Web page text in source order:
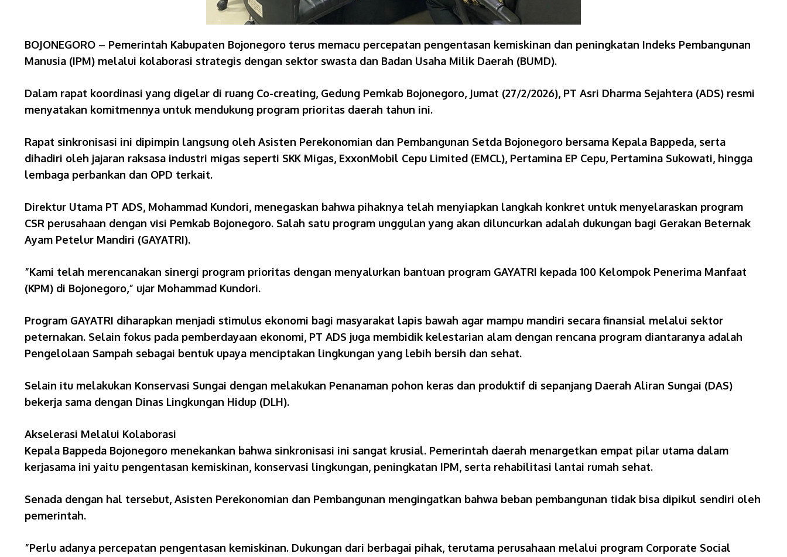
BOJONEGORO – Pemerintah Kabupaten Bojonegoro terus memacu percepatan pengentasan kemiskinan dan peningkatan Indeks Pembangunan
Manusia (IPM) melalui kolaborasi strategis dengan sektor swasta dan Badan Usaha Milik Daerah (BUMD).
Dalam rapat koordinasi yang digelar di ruang Co-creating, Gedung Pemkab Bojonegoro, Jumat (27/2/2026), PT Asri Dharma Sejahtera (ADS) resmi
menyatakan komitmennya untuk mendukung program prioritas daerah tahun ini.
​Rapat sinkronisasi ini dipimpin langsung oleh Asisten Perekonomian dan Pembangunan Setda Bojonegoro bersama Kepala Bappeda, serta
dihadiri oleh jajaran raksasa industri migas seperti SKK Migas, ExxonMobil Cepu Limited (EMCL), Pertamina EP Cepu, Pertamina Sukowati, hingga
lembaga perbankan dan OPD terkait.
​Direktur Utama PT ADS, Mohammad Kundori, menegaskan bahwa pihaknya telah menyiapkan langkah konkret untuk menyelaraskan program
CSR perusahaan dengan visi Pemkab Bojonegoro. Salah satu program unggulan yang akan diluncurkan adalah dukungan bagi Gerakan Beternak
Ayam Petelur Mandiri (GAYATRI).
​”Kami telah merencanakan sinergi program prioritas dengan menyalurkan bantuan program GAYATRI kepada 100 Kelompok Penerima Manfaat
(KPM) di Bojonegoro,” ujar Mohammad Kundori.
​Program GAYATRI diharapkan menjadi stimulus ekonomi bagi masyarakat lapis bawah agar mampu mandiri secara finansial melalui sektor
peternakan. Selain fokus pada pemberdayaan ekonomi, PT ADS juga membidik kelestarian alam dengan rencana program diantaranya adalah
​Pengelolaan Sampah sebagai bentuk upaya menciptakan lingkungan yang lebih bersih dan sehat.
Selain itu melakukan ​Konservasi Sungai dengan melakukan Penanaman pohon keras dan produktif di sepanjang Daerah Aliran Sungai (DAS)
bekerja sama dengan Dinas Lingkungan Hidup (DLH).
​Akselerasi Melalui Kolaborasi
​Kepala Bappeda Bojonegoro menekankan bahwa sinkronisasi ini sangat krusial. Pemerintah daerah menargetkan empat pilar utama dalam
kerjasama ini yaitu pengentasan kemiskinan, konservasi lingkungan, peningkatan IPM, serta rehabilitasi lantai rumah sehat.
​Senada dengan hal tersebut, Asisten Perekonomian dan Pembangunan mengingatkan bahwa beban pembangunan tidak bisa dipikul sendiri oleh
pemerintah.
​”Perlu adanya percepatan pengentasan kemiskinan. Dukungan dari berbagai pihak, terutama perusahaan melalui program Corporate Social